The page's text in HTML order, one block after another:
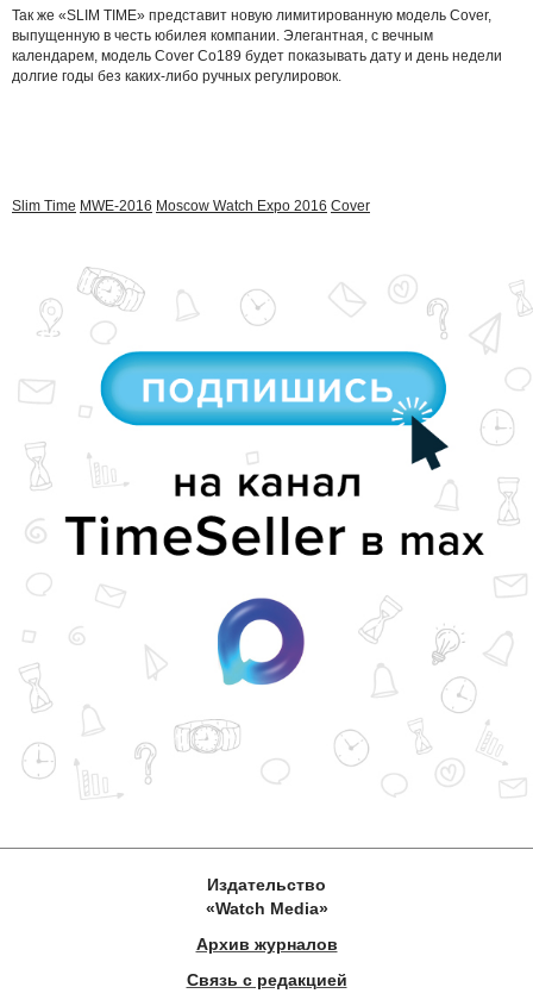
Так же «SLIM TIME» представит новую лимитированную модель Cover,
выпущенную в честь юбилея компании. Элегантная, с вечным
календарем, модель Cover Co189 будет показывать дату и день недели
долгие годы без каких-либо ручных регулировок.
Slim Time MWE-2016 Moscow Watch Expo 2016 Cover
Издательство
«Watch Media»
Архив журналов
Связь с редакцией